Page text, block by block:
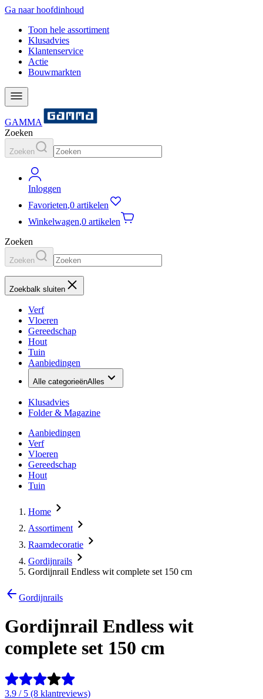
Ga naar hoofdinhoud
Toon hele assortiment
Klusadvies
Klantenservice
Actie
Bouwmarkten
GAMMA
Zoeken
Zoeken
Inloggen
Favorieten,0 artikelen
Winkelwagen,0 artikelen
Zoeken
Zoeken
Zoekbalk sluiten
Verf
Vloeren
Gereedschap
Hout
Tuin
Aanbiedingen
Alle categorieënAlles
Klusadvies
Folder & Magazine
Aanbiedingen
Verf
Vloeren
Gereedschap
Hout
Tuin
Home
Assortiment
Raamdecoratie
Gordijnrails
Gordijnrail Endless wit complete set 150 cm
Gordijnrails
Gordijnrail Endless wit
complete set 150 cm
3.9 / 5 (8 klantreviews)